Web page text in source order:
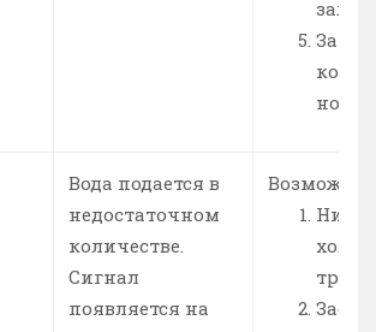
Вода подается в
недостаточном
количестве.
Сигнал
появляется на
Возможно: